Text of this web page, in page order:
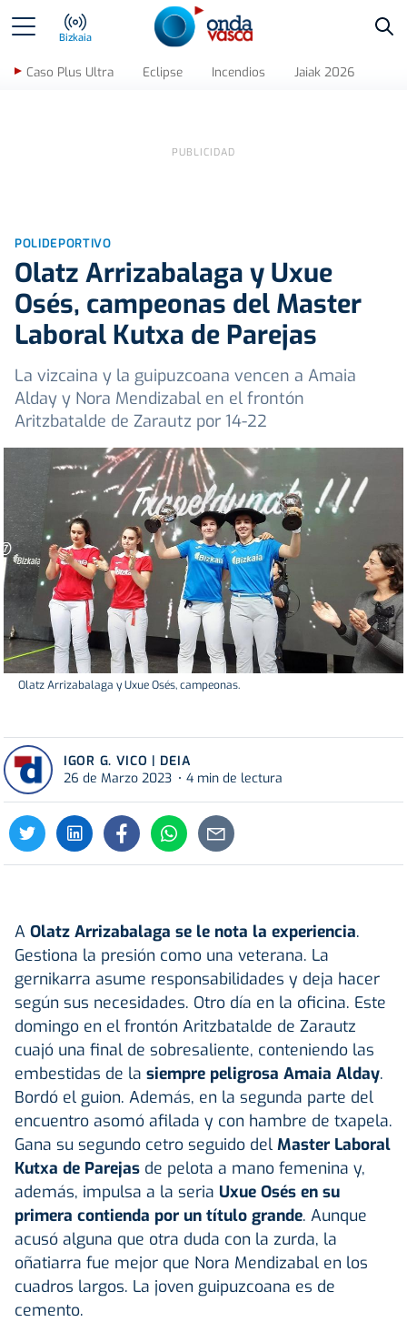
Bizkaia
Caso Plus Ultra Eclipse Incendios Jaiak 2026
POLIDEPORTIVO
Olatz Arrizabalaga y Uxue
Osés, campeonas del Master
Laboral Kutxa de Parejas
La vizcaina y la guipuzcoana vencen a Amaia
Alday y Nora Mendizabal en el frontón
Aritzbatalde de Zarautz por 14-22
Olatz Arrizabalaga y Uxue Osés, campeonas.
IGOR G. VICO | DEIA
26 de Marzo 2023
4 min de lectura
A Olatz Arrizabalaga se le nota la experiencia.
Gestiona la presión como una veterana. La
gernikarra asume responsabilidades y deja hacer
según sus necesidades. Otro día en la oficina. Este
domingo en el frontón Aritzbatalde de Zarautz
cuajó una final de sobresaliente, conteniendo las
embestidas de la siempre peligrosa Amaia Alday.
Bordó el guion. Además, en la segunda parte del
encuentro asomó afilada y con hambre de txapela.
Gana su segundo cetro seguido del Master Laboral
Kutxa de Parejas de pelota a mano femenina y,
además, impulsa a la seria Uxue Osés en su
primera contienda por un título grande. Aunque
acusó alguna que otra duda con la zurda, la
oñatiarra fue mejor que Nora Mendizabal en los
cuadros largos. La joven guipuzcoana es de
cemento.